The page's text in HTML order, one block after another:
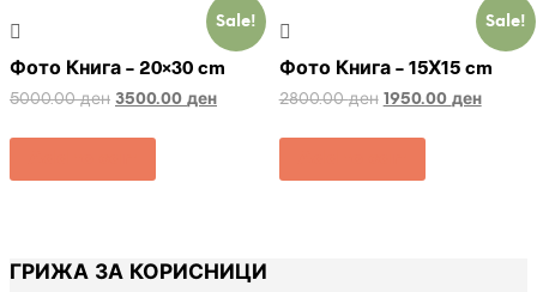
Sale!
Фото Книга – 20×30 cm
5000.00ден 3500.00 ден
Sale!
Фото Книга – 15Х15 cm
2800.00ден 1950.00 ден
ГРИЖА ЗА КОРИСНИЦИ